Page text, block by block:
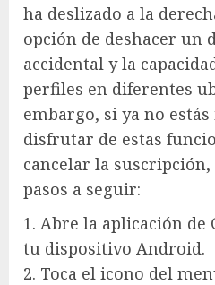
ha deslizado a la
opción de deshacer un
accidental y la
perfiles en diferentes
embargo, si ya no
disfrutar de estas
cancelar la
pasos a seguir:
1. Abre la aplicación de
tu dispositivo Android.
2. Toca el icono del